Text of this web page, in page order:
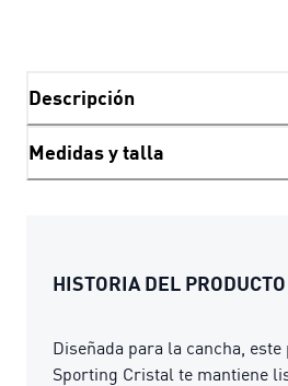
Descripción
Medidas y talla
HISTORIA DEL PRODUCTO
Diseñada para la cancha,
Sporting Cristal te mantiene